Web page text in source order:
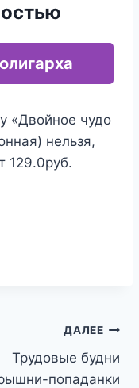
«Двойное чудо
нельзя,
129.0руб.
ДАЛЕЕ
Трудовые будни
попаданки